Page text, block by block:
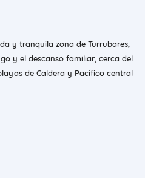
y tranquila zona de Turrubares,
y el descanso familiar, cerca del
de Caldera y Pacífico central